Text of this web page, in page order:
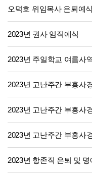
오덕호 위임목사 은퇴예식
2023년 권사 임직예식
2023년 주일학교 여름사
2023년 고난주간 부흥사
2023년 고난주간 부흥사
2023년 고난주간 부흥사
2023년 항존직 은퇴 및